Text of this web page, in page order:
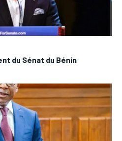
du Sénat du Bénin